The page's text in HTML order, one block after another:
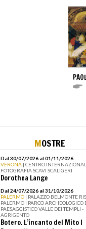
MOSTRE
Dal 30/07/2026 al 01/11/2026
VERONA | CENTRO
FOTOGRAFIA SCAVI SCALIGERI
Dorothea Lange
Dal 24/07/2026 al 31/10/2026
PALERMO | PALAZZO BELMONTE
PALERMO I PARCO ARCHEOLOGICO
PAESAGGISTICO VALLE DEI TEMPLI -
AGRIGENTO
Botero. L’incanto del Mito I